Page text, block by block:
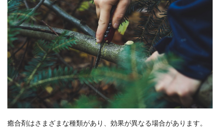
癒合剤はさまざまな種類があり、効果が異なる場合があります。